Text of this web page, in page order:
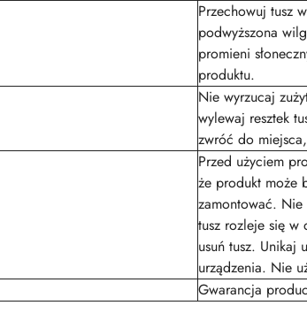
Przechowuj tusz
podwyższona
promieni
produktu.
Nie wyrzucaj
wylewaj resztek
zwróć do
Przed użyciem
że produkt może
zamontować. Nie
tusz rozleje się w
usuń tusz. Unikaj
urządzenia. Nie
Gwarancja